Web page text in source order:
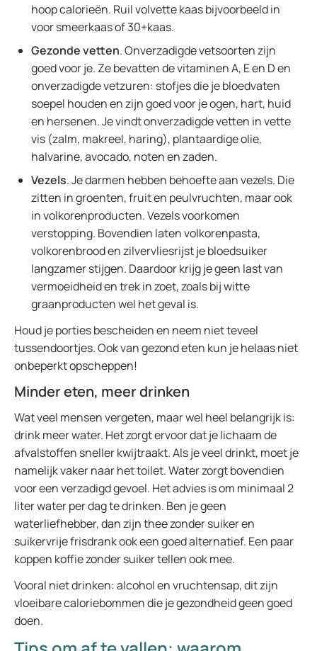
hoop calorieën. Ruil volvette kaas bijvoorbeeld in
voor smeerkaas of 30+kaas.
Gezonde vetten. Onverzadigde vetsoorten zijn
goed voor je. Ze bevatten de vitaminen A, E en D en
onverzadigde vetzuren: stofjes die je bloedvaten
soepel houden en zijn goed voor je ogen, hart, huid
en hersenen. Je vindt onverzadigde vetten in vette
vis (zalm, makreel, haring), plantaardige olie,
halvarine, avocado, noten en zaden.
Vezels. Je darmen hebben behoefte aan vezels. Die
zitten in groenten, fruit en peulvruchten, maar ook
in volkorenproducten. Vezels voorkomen
verstopping. Bovendien laten volkorenpasta,
volkorenbrood en zilvervliesrijst je bloedsuiker
langzamer stijgen. Daardoor krijg je geen last van
vermoeidheid en trek in zoet, zoals bij witte
graanproducten wel het geval is.
Houd je porties bescheiden en neem niet teveel
tussendoortjes. Ook van gezond eten kun je helaas niet
onbeperkt opscheppen!
Minder eten, meer drinken
Wat veel mensen vergeten, maar wel heel belangrijk is:
drink meer water. Het zorgt ervoor dat je lichaam de
afvalstoffen sneller kwijtraakt. Als je veel drinkt, moet je
namelijk vaker naar het toilet. Water zorgt bovendien
voor een verzadigd gevoel. Het advies is om minimaal 2
liter water per dag te drinken. Ben je geen
waterliefhebber, dan zijn thee zonder suiker en
suikervrije frisdrank ook een goed alternatief. Een paar
koppen koffie zonder suiker tellen ook mee.
Vooral niet drinken: alcohol en vruchtensap, dit zijn
vloeibare caloriebommen die je gezondheid geen goed
doen.